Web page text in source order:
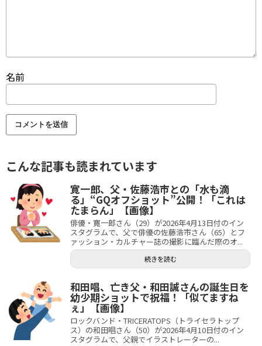
名前
こんな記事も読まれています
寛一郎、父・佐藤浩市との「水も滴
る」“GQオフショット”公開！「これは
たまらん」【画像】
俳優・寛一郎さん（29）が2026年4月13日付のイン
スタグラムで、父で俳優の佐藤浩市さん（65）とフ
ァッション・カルチャー誌の撮影に臨んだ際のオ...
続きを読む
和田唱、亡き父・和田誠さんの誕生日を
幼少期ショットで祝福！「似てますね
ぇ」【画像】
ロックバンド・TRICERATOPS（トライセラトップ
ス）の和田唱さん（50）が2026年4月10日付のイン
スタグラムで、父親でイラストレーターの...